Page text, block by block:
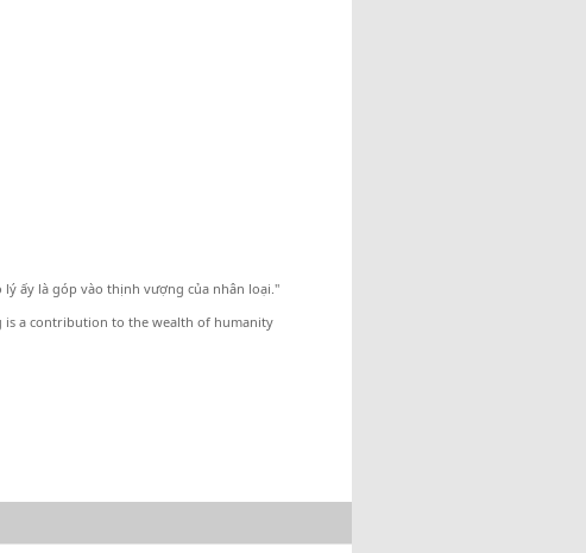
ấy là góp vào thịnh vượng của nhân loại."
is a contribution to the wealth of humanity